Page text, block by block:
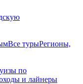
Все турыРегионы,
по
и лайнеры